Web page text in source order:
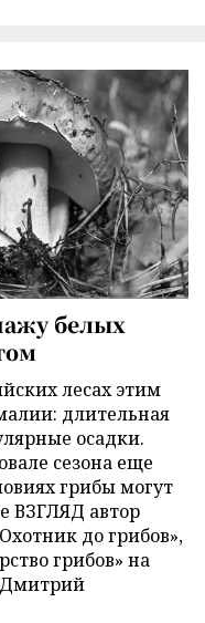
белых
лесах этим
длительная
осадки.
сезона еще
грибы могут
ВЗГЛЯД автор
до грибов»,
грибов» на
Дмитрий